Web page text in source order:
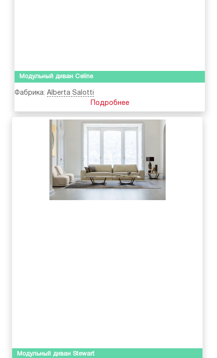
Модульный диван Celine
Фабрика: Alberta Salotti
Подробнее
Модульный диван Stewart